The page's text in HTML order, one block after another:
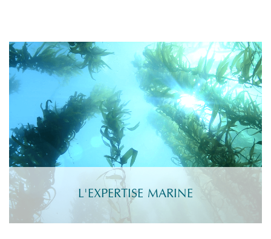
L'EXPERTISE MARINE